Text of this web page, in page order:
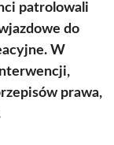
patrolowali
do
W
prawa,